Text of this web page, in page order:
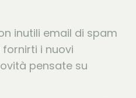
inutili email di spam
i nuovi
pensate su